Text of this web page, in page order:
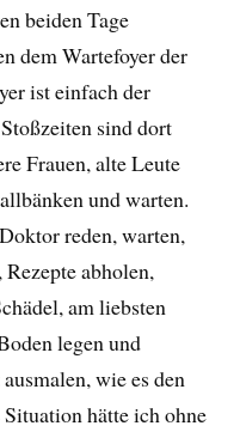
beiden Tage
dem Wartefoyer der
ist einfach der
sind dort
Frauen, alte Leute
und warten.
reden, warten,
abholen,
am liebsten
legen und
wie es den
hätte ich ohne